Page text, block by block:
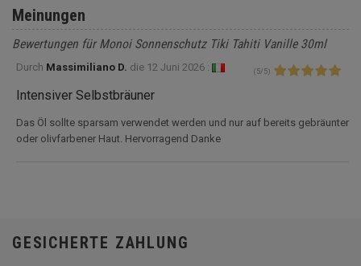
Meinungen
Bewertungen für Monoi Sonnenschutz Tiki Tahiti Vanille 30ml
Durch Massimiliano D. die 12 Juni 2026 : ( 5/ 5)
Intensiver Selbstbräuner
Das Öl sollte sparsam verwendet werden und nur auf bereits gebräunter
oder olivfarbener Haut. Hervorragend Danke
GESICHERTE ZAHLUNG